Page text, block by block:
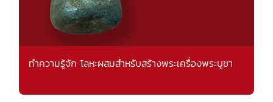
ทำความรู้จัก โลหะผสมสำหรับสร้างพระเครื่องพระบูชา